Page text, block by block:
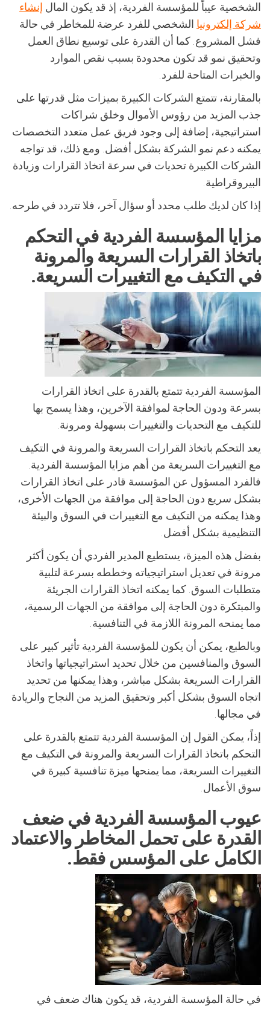
الشخصية عيباً للمؤسسة الفردية، إذ قد يكون المال إنشاء
شركة إلكترونيا الشخصي للفرد عرضة للمخاطر في حالة
فشل المشروع. كما أن القدرة على توسيع نطاق العمل
وتحقيق نمو قد تكون محدودة بسبب نقص الموارد
والخبرات المتاحة للفرد.
بالمقارنة، تتمتع الشركات الكبيرة بميزات مثل قدرتها على
جذب المزيد من رؤوس الأموال وخلق شراكات
استراتيجية، إضافة إلى وجود فريق عمل متعدد التخصصات
يمكنه دعم نمو الشركة بشكل أفضل. ومع ذلك، قد تواجه
الشركات الكبيرة تحديات في سرعة اتخاذ القرارات وزيادة
البيروقراطية.
إذا كان لديك طلب محدد أو سؤال آخر، فلا تتردد في طرحه.
مزايا المؤسسة الفردية في التحكم
باتخاذ القرارات السريعة والمرونة
في التكيف مع التغييرات السريعة.
المؤسسة الفردية تتمتع بالقدرة على اتخاذ القرارات
بسرعة ودون الحاجة لموافقة الآخرين، وهذا يسمح بها
للتكيف مع التحديات والتغييرات بسهولة ومرونة.
يعد التحكم باتخاذ القرارات السريعة والمرونة في التكيف
مع التغييرات السريعة من أهم مزايا المؤسسة الفردية.
فالفرد المسؤول عن المؤسسة قادر على اتخاذ القرارات
بشكل سريع دون الحاجة إلى موافقة من الجهات الأخرى،
وهذا يمكنه من التكيف مع التغييرات في السوق والبيئة
التنظيمية بشكل أفضل.
بفضل هذه الميزة، يستطيع المدير الفردي أن يكون أكثر
مرونة في تعديل استراتيجياته وخططه بسرعة لتلبية
متطلبات السوق. كما يمكنه اتخاذ القرارات الجريئة
والمبتكرة دون الحاجة إلى موافقة من الجهات الرسمية،
مما يمنحه المرونة اللازمة في التنافسية.
وبالطبع، يمكن أن يكون للمؤسسة الفردية تأثير كبير على
السوق والمنافسين من خلال تحديد استراتيجياتها واتخاذ
القرارات السريعة بشكل مباشر، وهذا يمكنها من تحديد
اتجاه السوق بشكل أكبر وتحقيق المزيد من النجاح والريادة
في مجالها.
إذاً، يمكن القول إن المؤسسة الفردية تتمتع بالقدرة على
التحكم باتخاذ القرارات السريعة والمرونة في التكيف مع
التغييرات السريعة، مما يمنحها ميزة تنافسية كبيرة في
سوق الأعمال.
عيوب المؤسسة الفردية في ضعف
القدرة على تحمل المخاطر والاعتماد
الكامل على المؤسس فقط.
في حالة المؤسسة الفردية، قد يكون هناك ضعف في